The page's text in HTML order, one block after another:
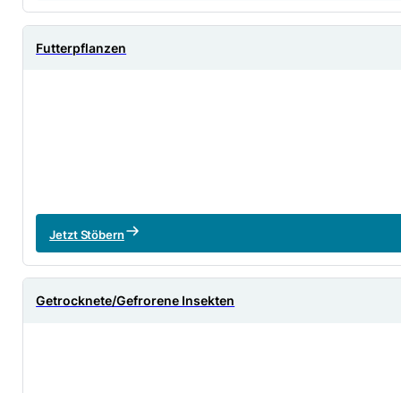
Futterpflanzen
Jetzt Stöbern
Getrocknete/Gefrorene Insekten